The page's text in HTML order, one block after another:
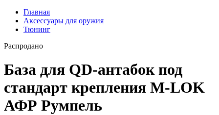
Главная
Аксессуары для оружия
Тюнинг
Распродано
База для QD-антабок под
стандарт крепления M-LOK
АФР Румпель